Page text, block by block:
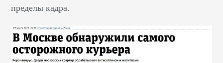
пределы кадра.